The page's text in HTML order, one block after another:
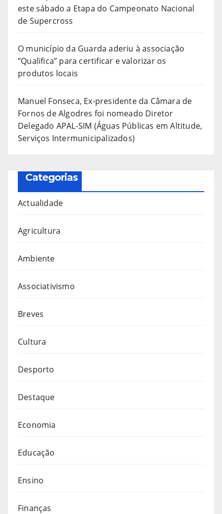
este sábado a Etapa do Campeonato Nacional
de Supercross
O município da Guarda aderiu à associação
“Qualifica” para certificar e valorizar os
produtos locais
Manuel Fonseca, Ex-presidente da Câmara de
Fornos de Algodres foi nomeado Diretor
Delegado APAL-SIM (Águas Públicas em Altitude,
Serviços Intermunicipalizados)
Categorias
Actualidade
Agricultura
Ambiente
Associativismo
Breves
Cultura
Desporto
Destaque
Economia
Educação
Ensino
Finanças